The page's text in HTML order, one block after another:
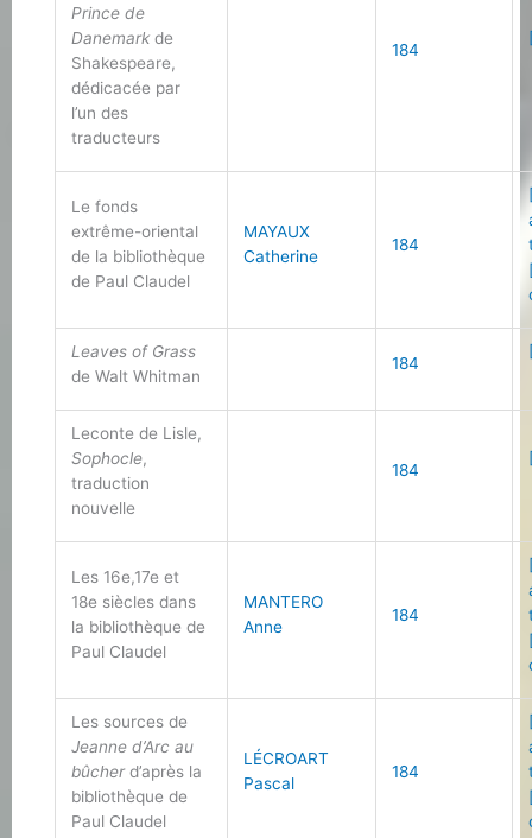
Prince de
Danemark de
Shakespeare,
dédicacée par
l’un des
traducteurs
184
Le fonds
extrême-oriental
de la bibliothèque
de Paul Claudel
MAYAUX
Catherine
184
Leaves of Grass
de Walt Whitman
184
Leconte de Lisle,
Sophocle,
traduction
nouvelle
184
Les 16e,17e et
18e siècles dans
la bibliothèque de
Paul Claudel
MANTERO
Anne
184
Les sources de
Jeanne d’Arc au
bûcherd’après la
bibliothèque de
Paul Claudel
LÉCROART
Pascal
184